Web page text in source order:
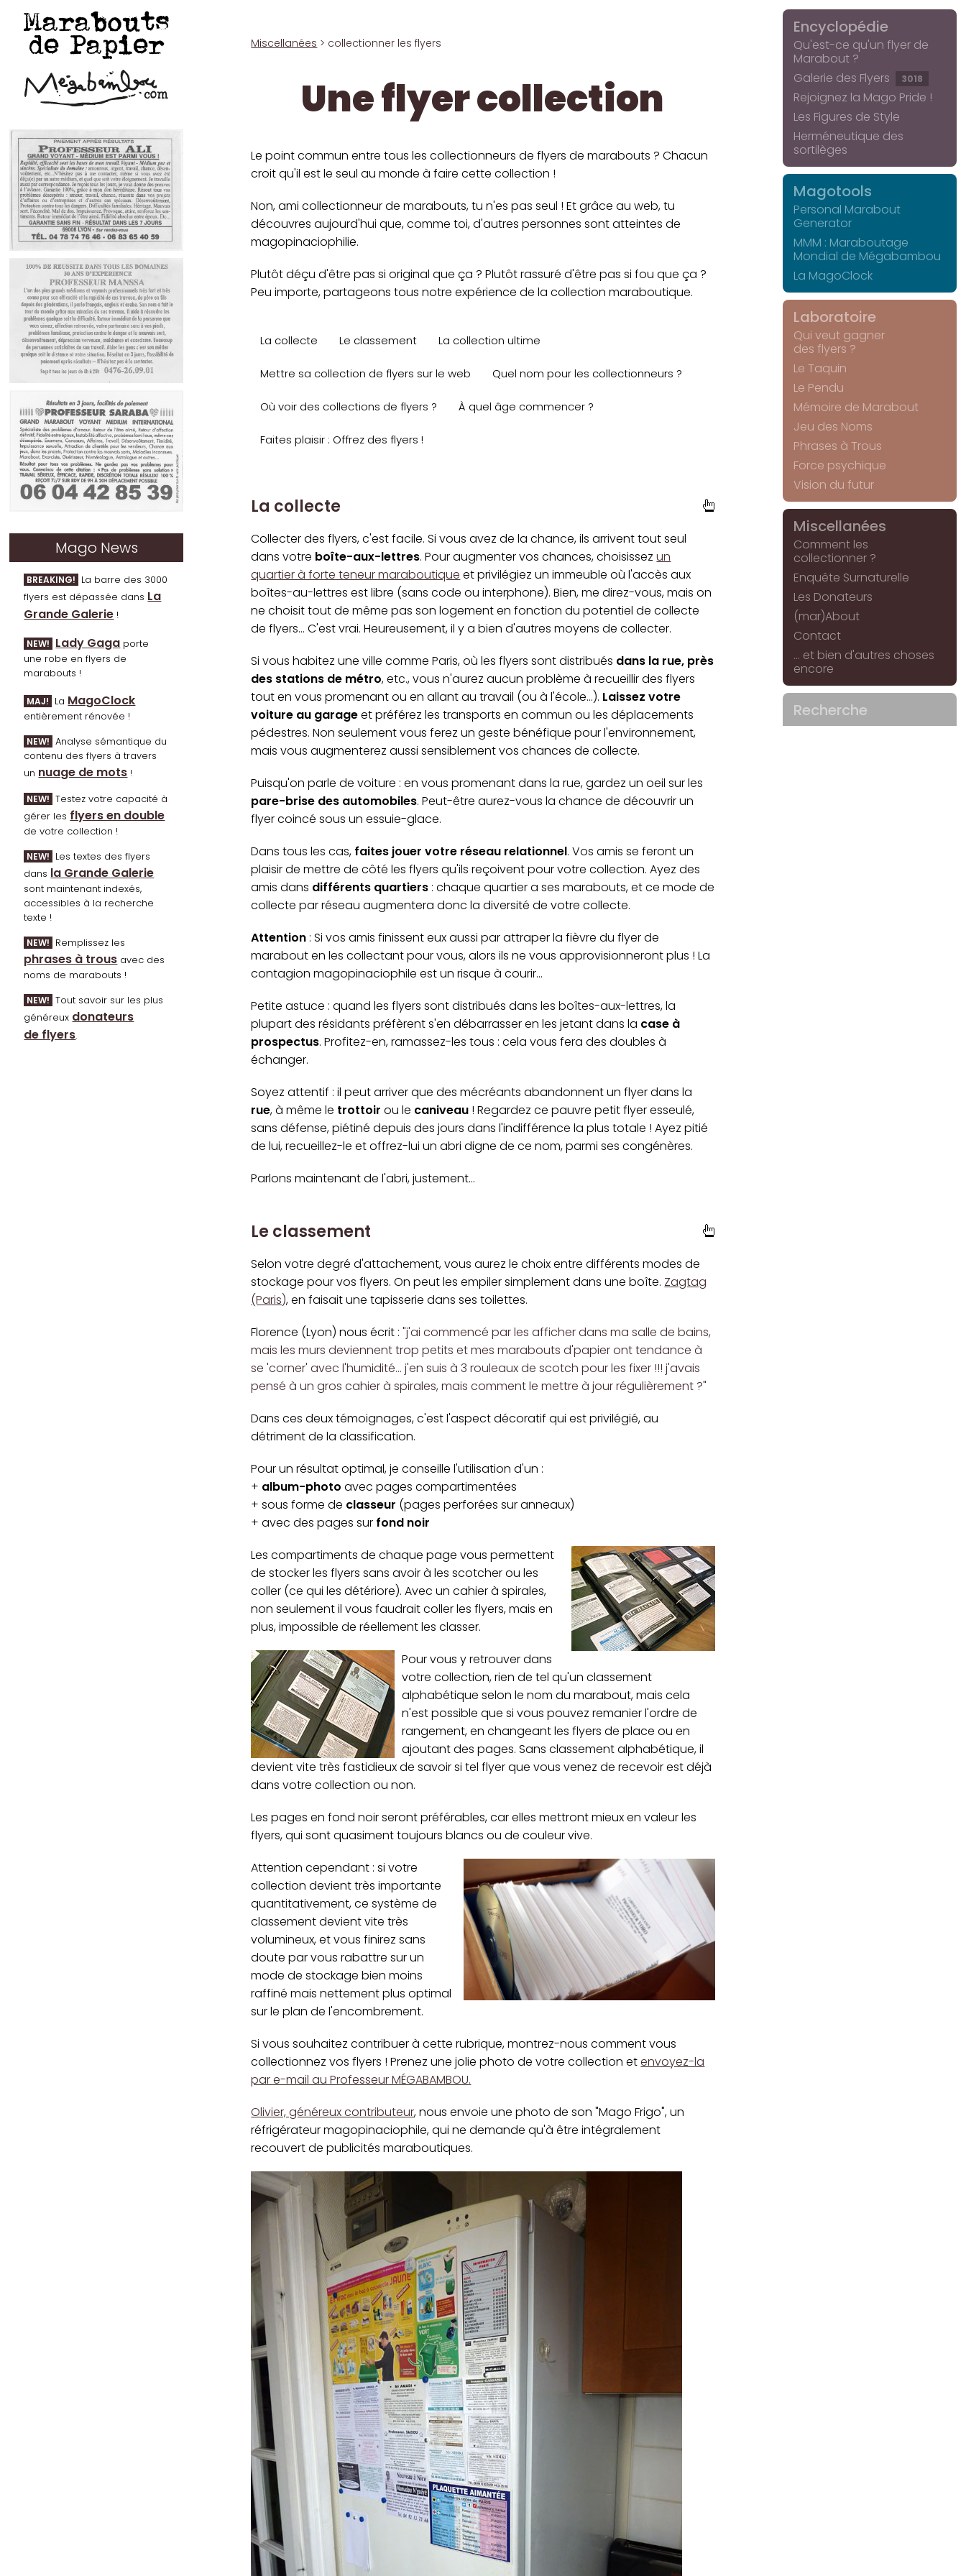
Marabouts
de Papier
Mago News
BREAKING! La barre des 3000
flyers est dépassée dans La
Grande Galerie !
NEW! Lady Gaga porte
une robe en flyers de
marabouts !
MAJ! La MagoClock
entièrement rénovée !
NEW! Analyse sémantique du
contenu des flyers à travers
un nuage de mots !
NEW! Testez votre capacité à
gérer les flyers en double
de votre collection !
NEW! Les textes des flyers
dans la Grande Galerie
sont maintenant indexés,
accessibles à la recherche
texte !
NEW! Remplissez les
phrases à trous avec des
noms de marabouts !
NEW! Tout savoir sur les plus
généreux donateurs
de flyers.
Miscellanées > collectionner les flyers
Une flyer collection
Le point commun entre tous les collectionneurs de flyers de marabouts ? Chacun
croit qu'il est le seul au monde à faire cette collection !
Non, ami collectionneur de marabouts, tu n'es pas seul ! Et grâce au web, tu
découvres aujourd'hui que, comme toi, d'autres personnes sont atteintes de
magopinaciophilie.
Plutôt déçu d'être pas si original que ça ? Plutôt rassuré d'être pas si fou que ça ?
Peu importe, partageons tous notre expérience de la collection maraboutique.
La collecte Le classement La collection ultime
Mettre sa collection de flyers sur le web Quel nom pour les collectionneurs ?
Où voir des collections de flyers ? À quel âge commencer ?
Faites plaisir : Offrez des flyers !
La collecte
Collecter des flyers, c'est facile. Si vous avez de la chance, ils arrivent tout seul
dans votre boîte-aux-lettres. Pour augmenter vos chances, choisissezun
quartier à forte teneur maraboutique et privilégiez un immeuble où l'accès aux
boîtes-au-lettres est libre (sans code ou interphone). Bien, me direz-vous, mais on
ne choisit tout de même pas son logement en fonction du potentiel de collecte
de flyers... C'est vrai. Heureusement, il y a bien d'autres moyens de collecter.
Si vous habitez une ville comme Paris, où les flyers sont distribués dans la rue, près
des stations de métro, etc., vous n'aurez aucun problème à recueillir des flyers
tout en vous promenant ou en allant au travail (ou à l'école...). Laissez votre
voiture au garageet préférez les transports en commun ou les déplacements
pédestres. Non seulement vous ferez un geste bénéfique pour l'environnement,
mais vous augmenterez aussi sensiblement vos chances de collecte.
Puisqu'on parle de voiture : en vous promenant dans la rue, gardez un oeil sur les
pare-brise des automobiles. Peut-être aurez-vous la chance de découvrir un
flyer coincé sous un essuie-glace.
Dans tous les cas, faites jouer votre réseau relationnel. Vos amis se feront un
plaisir de mettre de côté les flyers qu'ils reçoivent pour votre collection. Ayez des
amis dans différents quartiers : chaque quartier a ses marabouts, et ce mode de
collecte par réseau augmentera donc la diversité de votre collecte.
Attention : Si vos amis finissent eux aussi par attraper la fièvre du flyer de
marabout en les collectant pour vous, alors ils ne vous approvisionneront plus ! La
contagion magopinaciophile est un risque à courir...
Petite astuce : quand les flyers sont distribués dans les boîtes-aux-lettres, la
plupart des résidants préfèrent s'en débarrasser en les jetant dans la case à
prospectus. Profitez-en, ramassez-les tous : cela vous fera des doubles à
échanger.
Soyez attentif : il peut arriver que des mécréants abandonnent un flyer dans la
rue, à même le trottoir ou le caniveau ! Regardez ce pauvre petit flyer esseulé,
sans défense, piétiné depuis des jours dans l'indifférence la plus totale ! Ayez pitié
de lui, recueillez-le et offrez-lui un abri digne de ce nom, parmi ses congénères.
Parlons maintenant de l'abri, justement...
Le classement
Selon votre degré d'attachement, vous aurez le choix entre différents modes de
stockage pour vos flyers. On peut les empiler simplement dans une boîte. Zagtag
(Paris), en faisait une tapisserie dans ses toilettes.
Florence (Lyon) nous écrit :"j'ai commencé par les afficher dans ma salle de bains,
mais les murs deviennent trop petits et mes marabouts d'papier ont tendance à
se 'corner' avec l'humidité... j'en suis à 3 rouleaux de scotch pour les fixer !!! j'avais
pensé à un gros cahier à spirales, mais comment le mettre à jour régulièrement ?"
Dans ces deux témoignages, c'est l'aspect décoratif qui est privilégié, au
détriment de la classification.
Pour un résultat optimal, je conseille l'utilisation d'un :
+ album-photo avec pages compartimentées
+ sous forme de classeur (pages perforées sur anneaux)
+ avec des pages sur fond noir
Les compartiments de chaque page vous permettent
de stocker les flyers sans avoir à les scotcher ou les
coller (ce qui les détériore). Avec un cahier à spirales,
non seulement il vous faudrait coller les flyers, mais en
plus, impossible de réellement les classer.
Pour vous y retrouver dans
votre collection, rien de tel qu'un classement
alphabétique selon le nom du marabout, mais cela
n'est possible que si vous pouvez remanier l'ordre de
rangement, en changeant les flyers de place ou en
ajoutant des pages. Sans classement alphabétique, il
devient vite très fastidieux de savoir si tel flyer que vous venez de recevoir est déjà
dans votre collection ou non.
Les pages en fond noir seront préférables, car elles mettront mieux en valeur les
flyers, qui sont quasiment toujours blancs ou de couleur vive.
Attention cependant : si votre
collection devient très importante
quantitativement, ce système de
classement devient vite très
volumineux, et vous finirez sans
doute par vous rabattre sur un
mode de stockage bien moins
raffiné mais nettement plus optimal
sur le plan de l'encombrement.
Si vous souhaitez contribuer à cette rubrique, montrez-nous comment vous
collectionnez vos flyers ! Prenez une jolie photo de votre collection etenvoyez-la
par e-mail au Professeur MÉGABAMBOU.
Olivier, généreux contributeur, nous envoie une photo de son "Mago Frigo", un
réfrigérateur magopinaciophile, qui ne demande qu'à être intégralement
recouvert de publicités maraboutiques.
Encyclopédie
Qu'est-ce qu'un flyer de
Marabout ?
Galerie des Flyers
3018
Rejoignez la Mago Pride !
Les Figures de Style
Herméneutique des
sortilèges
Magotools
Personal Marabout
Generator
MMM : Maraboutage
Mondial de Mégabambou
La MagoClock
Laboratoire
Qui veut gagner
des flyers ?
Le Taquin
Le Pendu
Mémoire de Marabout
Jeu des Noms
Phrases à Trous
Force psychique
Vision du futur
Miscellanées
Comment les
collectionner ?
Enquête Surnaturelle
Les Donateurs
(mar)About
Contact
... et bien d'autres choses
encore
Recherche